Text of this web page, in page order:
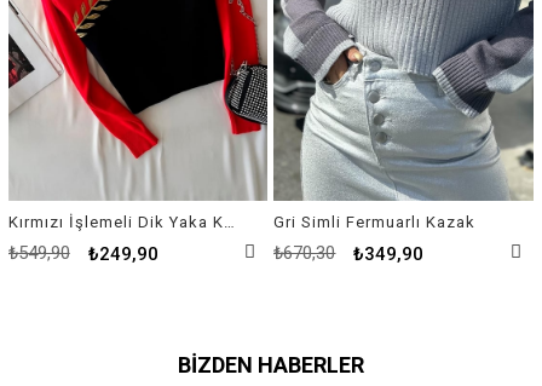
₺249,90
₺549,90
Gri Simli Fermuarlı Kazak
₺349,90
₺670,30
BIZDEN HABERLER